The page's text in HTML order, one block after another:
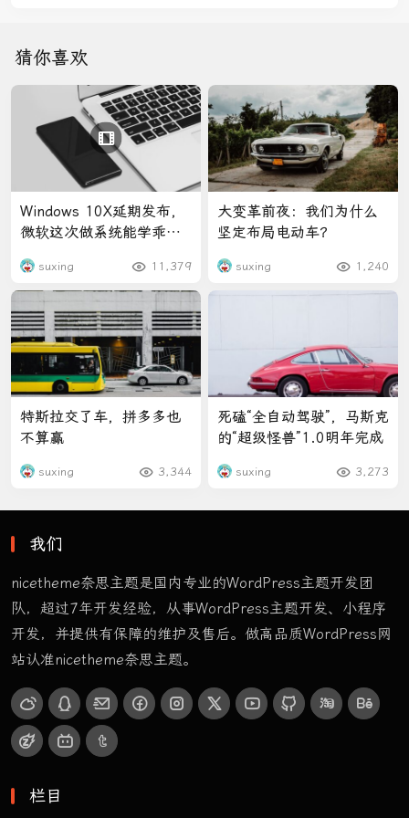
猜你喜欢
Windows 10X延期发布，
微软这次做系统能学乖
suxing 11,379
大变革前夜：我们为什么
坚定布局电动车？
suxing 1,240
特斯拉交了车，拼多多也
不算赢
suxing 3,344
死磕“全自动驾驶”，马斯克
的“超级怪兽”1.0明年完成
suxing 3,273
我们
nicetheme奈思主题是国内专业的WordPress主题开发团
队，超过7年开发经验，从事WordPress主题开发、小程序
开发，并提供有保障的维护及售后。做高品质WordPress网
站认准nicetheme奈思主题。
栏目